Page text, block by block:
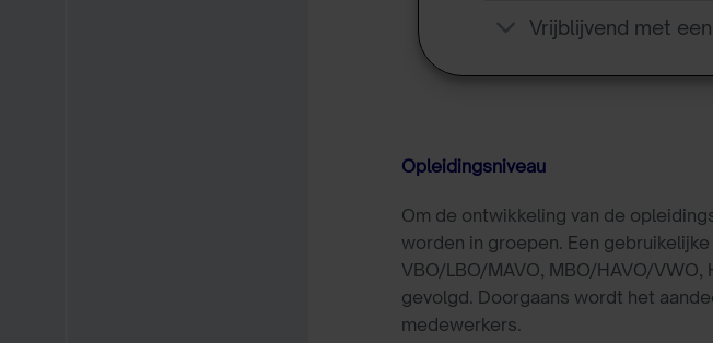
Vrijblijvend met
Opleidingsniveau
Om de ontwikkeling van de
worden in groepen. Een
VBO/LBO/MAVO, MBO/HAVO/
gevolgd. Doorgaans wordt het
medewerkers.